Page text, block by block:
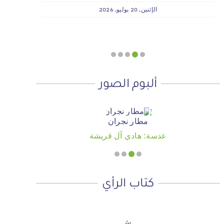
وسداد الإيجارات بدعم من منصة ديم
للمنح التنموي
الإثنين, 20 يوليو, 2026
ألبوم الصور
مطار نجران
عدسة: هادي آل قريشة
كتاب الرأي